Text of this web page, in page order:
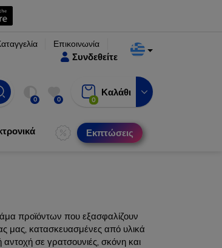
Επικοινωνία
Συνδεθείτε
0 0 0
Καλάθι
Εκπτώσεις
προϊόντων που εξασφαλίζουν
μας, κατασκευασμένες από υλικά
αντοχή σε γρατσουνιές, σκόνη και